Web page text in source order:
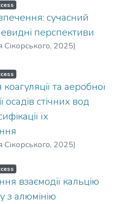
сучасний
перспективи
Сікорського, 2025)
коагуляції та аеробної
осадів стічних вод
їх
Сікорського, 2025)
взаємодії кальцію
з алюмінію